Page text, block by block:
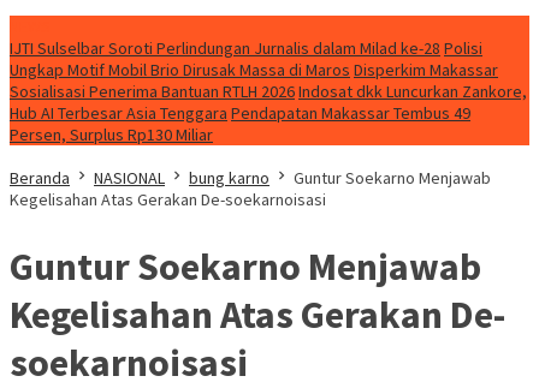
IJTI Sulselbar Soroti Perlindungan Jurnalis dalam Milad ke-28 Polisi
Ungkap Motif Mobil Brio Dirusak Massa di Maros Disperkim Makassar
Sosialisasi Penerima Bantuan RTLH 2026Indosat dkk Luncurkan Zankore,
Hub AI Terbesar Asia Tenggara Pendapatan Makassar Tembus 49
Persen, Surplus Rp130 Miliar
Beranda
NASIONAL bung karno
Guntur Soekarno Menjawab
Kegelisahan Atas Gerakan De-soekarnoisasi
Guntur Soekarno Menjawab
Kegelisahan Atas Gerakan De-
soekarnoisasi